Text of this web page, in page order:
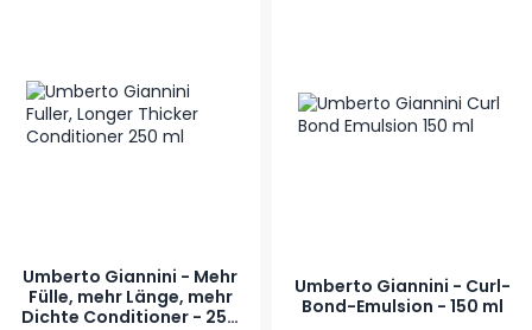
Umberto Giannini - Mehr
Fülle, mehr Länge, mehr
Dichte Conditioner - 250
Umberto Giannini - Curl-
Bond-Emulsion - 150 ml